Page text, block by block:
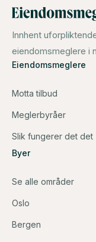
Innhent
eiendomsmeglere i
Eiendomsmeglere
Motta tilbud
Meglerbyråer
Slik fungerer det det
Byer
Se alle områder
Oslo
Bergen